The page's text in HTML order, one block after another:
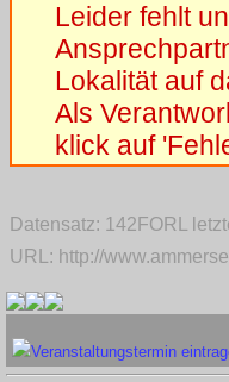
Leider fehlt
Lokalität auf
Als
klick auf
Datensatz: 142FORL
URL: http://
Veranstaltungstermin